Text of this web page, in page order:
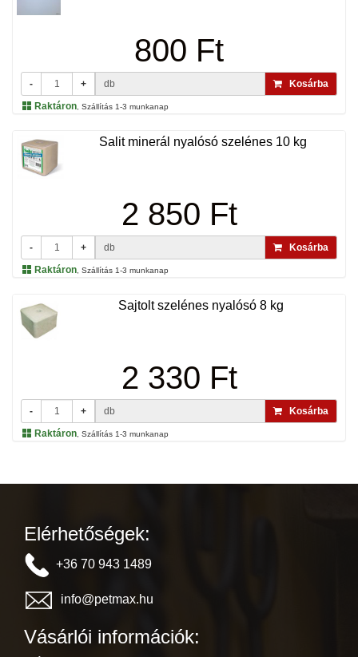
800 Ft
- + db
Kosárba
Raktáron , Szállítás 1-3 munkanap
Salit minerál nyalósó szelénes 10 kg
2 850 Ft
- + db
Kosárba
Raktáron , Szállítás 1-3 munkanap
Sajtolt szelénes nyalósó 8 kg
2 330 Ft
- + db
Kosárba
Raktáron , Szállítás 1-3 munkanap
Elérhetőségek:
+36 70 943 1489
info@petmax.hu
Vásárlói információk: